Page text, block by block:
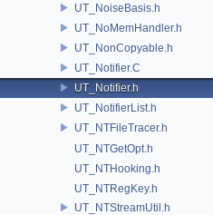
UT_NoiseBasis.h
UT_NoMemHandler.h
UT_NonCopyable.h
UT_Notifier.C
UT_Notifier.h
UT_NotifierList.h
UT_NTFileTracer.h
UT_NTGetOpt.h
UT_NTHooking.h
UT_NTRegKey.h
UT_NTStreamUtil.h